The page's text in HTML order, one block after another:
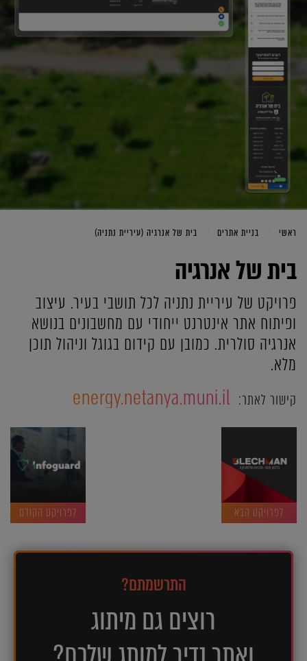
ראשי בניית אתרים בית של אנרגיה (עיריית נתניה)
בית של אנרגיה
פרויקט של עיריית נתניה לכל תושבי בעיר. עיצוב
ופיתוח אתר אינטרנט ייחודי עם מחשבונים בנושא
אנרגיה סולרית. כמובן עם קידום בגוגל וניהול תוכן
מלא.
קישור לאתר: energy.netanya.muni.il
לפרויקט הבא לפרויקט הקודם
התרשמתם?
רוצים גם מיתוג